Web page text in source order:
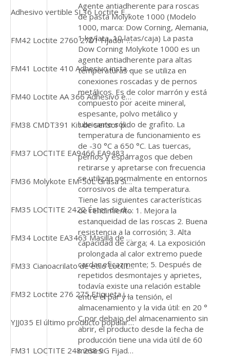
Adhesivo vertible SL36 Loctite EA3472 para colar en áreas de difícil acceso
FM42 Loctite 2760 2701 Fijador de roscas tixotrópico, de alta resistencia, de curado rápido para aplicaciones de servicio pesado
FM41 Loctite 410 Adhesivo instantáneo de un solo componente endurecido con caucho negro, curado a temperatura ambiente y relleno de espacios
FM40 Loctite AA 366 Adhesivo estructural de curado UV Adhesivo de fijación rápida de viscosidad media
FM38 CMDT391 Kit de sensor portátil con Bluetooth QuickCollect
FM37 LOCTITE EA9466 EA9483 50ML Adhesivo epoxi de unión estructural, amarillento, de 2 componentes
FM36 Molykote EM-50L Grasa Sintética Blanca para Piezas de Plástico BOTE 1KG
FM35 LOCTITE 2422 Éster de dimetacrilato, pasta acrílica fijadora de roscas, curado anaeróbico azul
FM34 Loctite EA3463 Masilla de reparación epoxi en barra amasable con relleno de acero
FM33 Cianoacrilato de etilo Loctite 435 Pegamento de unión rápida adhesivo endurecido de caucho
FM32 Loctite 276 275 Etiqueta inglesa Adhesivo verde fijador de roscas de alta resistencia y baja viscosidad
YJJ035 El último producto popular Loctiter EA9394 QT ARERO APA Adhesivo
FM31 LOCTITE 248 268 9G Fijador de roscas de resistencia media Curado anaeróbico Pegamento en barra semisólido
Agente antiadherente para roscas
de pasta Molykote 1000 (Modelo
1000, marca: Dow Corning, Alemania,
1 kg/lata, 10 latas/caja) La pasta
Dow Corning Molykote 1000 es un
agente antiadherente para altas
temperaturas que se utiliza en
conexiones roscadas y de pernos
metálicos. Es de color marrón y está
compuesto por aceite mineral,
espesante, polvo metálico y
lubricante sólido de grafito. La
temperatura de funcionamiento es
de -30 °C a 650 °C. Las tuercas,
pernos y espárragos que deben
retirarse y apretarse con frecuencia
se utilizan normalmente en entornos
corrosivos de alta temperatura.
Tiene las siguientes características
de rendimiento: 1. Mejora la
estanqueidad de las roscas 2. Buena
resistencia a la corrosión; 3. Alta
capacidad de carga; 4. La exposición
prolongada al calor extremo puede
cardar eficazmente; 5. Después de
repetidos desmontajes y aprietes,
todavía existe una relación estable
entre el par y la tensión, el
almacenamiento y la vida útil: en 20 °
C por debajo del almacenamiento sin
abrir, el producto desde la fecha de
producción tiene una vida útil de 60
meses.